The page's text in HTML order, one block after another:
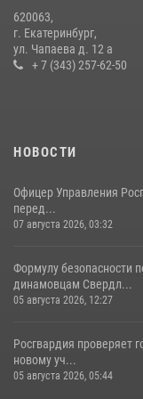
турнире по хоккею
14 июля 2026, 11:06
620063,
г. Екатеринбург,
ул. Чапаева д. 12 а
+ 7 (343) 257-62-50
НОВОСТИ
Офицер Управления
перед...
07 августа 2026, 03:32
Формулу безопасности
динамовцам Свердл...
05 августа 2026, 12:27
Росгвардия проверяет
новому уч...
05 августа 2026, 05:44